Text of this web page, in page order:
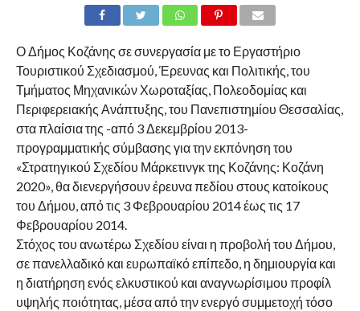
Ο Δήμος Κοζάνης σε συνεργασία με το Εργαστήριο
Τουριστικού Σχεδιασμού, Έρευνας και Πολιτικής, του
Τμήματος Μηχανικών Χωροταξίας, Πολεοδομίας και
Περιφερειακής Ανάπτυξης, του Πανεπιστημίου Θεσσαλίας,
στα πλαίσια της -από 3 Δεκεμβρίου 2013-
προγραμματικής σύμβασης για την εκπόνηση του
«Στρατηγικού Σχεδίου Μάρκετινγκ της Κοζάνης: Κοζάνη
2020», θα διενεργήσουν έρευνα πεδίου στους κατοίκους
του Δήμου, από τις 3 Φεβρουαρίου 2014 έως τις 17
Φεβρουαρίου 2014.
Στόχος του ανωτέρω Σχεδίου είναι η προβολή του Δήμου,
σε πανελλαδικό και ευρωπαϊκό επίπεδο, η δημιουργία και
η διατήρηση ενός ελκυστικού και αναγνωρίσιμου προφίλ
υψηλής ποιότητας, μέσα από την ενεργό συμμετοχή τόσο